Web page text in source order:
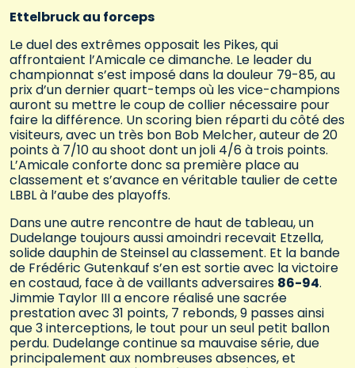
Ettelbruck au forceps
Le duel des extrêmes opposait les Pikes, qui
affrontaient l’Amicale ce dimanche. Le leader du
championnat s’est imposé dans la douleur 79-85, au
prix d’un dernier quart-temps où les vice-champions
auront su mettre le coup de collier nécessaire pour
faire la différence. Un scoring bien réparti du côté des
visiteurs, avec un très bon Bob Melcher, auteur de 20
points à 7/10 au shoot dont un joli 4/6 à trois points.
L’Amicale conforte donc sa première place au
classement et s’avance en véritable taulier de cette
LBBL à l’aube des playoffs.
Dans une autre rencontre de haut de tableau, un
Dudelange toujours aussi amoindri recevait Etzella,
solide dauphin de Steinsel au classement. Et la bande
de Frédéric Gutenkauf s’en est sortie avec la victoire
en costaud, face à de vaillants adversaires 86-94.
Jimmie Taylor III a encore réalisé une sacrée
prestation avec 31 points, 7 rebonds, 9 passes ainsi
que 3 interceptions, le tout pour un seul petit ballon
perdu. Dudelange continue sa mauvaise série, due
principalement aux nombreuses absences, et